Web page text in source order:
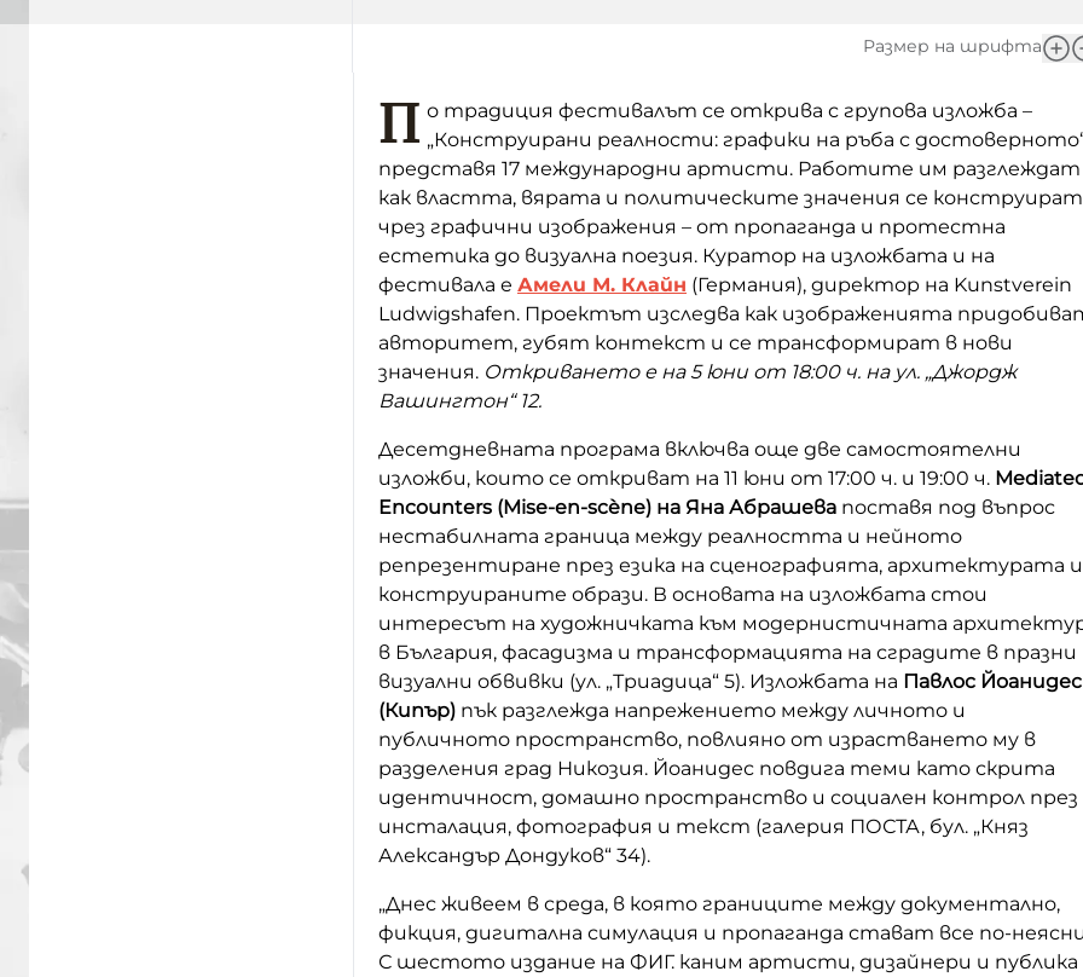
Размер на шрифта
П о традиция фестивалът се открива с групова изложба –
„Конструирани реалности: графики на ръба с
представя 17 международни артисти. Работите им разглеждат
как властта, вярата и политическите значения се конструират
чрез графични изображения – от пропаганда и протестна
естетика до визуална поезия. Куратор на изложбата и на
фестивала е Амели М. Клайн (Германия), директор на Kunstverein
Ludwigshafen. Проектът изследва как изображенията
авторитет, губят контекст и се трансформират в нови
значения. Откриването е на 5 юни от 18:00 ч. на ул. „Джордж
Вашингтон“ 12.
Десетдневната програма включва още две самостоятелни
изложби, които се откриват на 11 юни от 17:00 ч. и 19:00 ч.
Encounters (Mise-en-scène) на Яна Абрашева поставя под въпрос
нестабилната граница между реалността и нейното
репрезентиране през езика на сценографията, архитектурата и
конструираните образи. В основата на изложбата стои
интересът на художничката към модернистичната
в България, фасадизма и трансформацията на сградите в празни
визуални обвивки (ул. „Триадица“ 5). Изложбата на Павлос Йоанидес
(Кипър) пък разглежда напрежението между личното и
публичното пространство, повлияно от израстването му в
разделения град Никозия. Йоанидес повдига теми като скрита
идентичност, домашно пространство и социален контрол през
инсталация, фотография и текст (галерия ПОСТА, бул. „Княз
Александър Дондуков“ 34).
„Днес живеем в среда, в която границите между документално,
фикция, дигитална симулация и пропаганда стават все по-
С шестото издание на ФИГ. каним артисти, дизайнери и публика